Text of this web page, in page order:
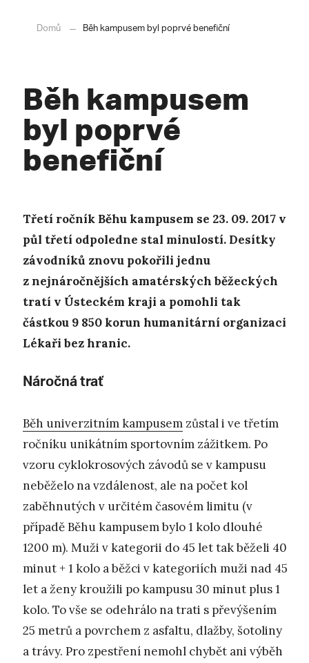
Domů Běh kampusem byl poprvé benefiční
Běh kampusem
byl poprvé
benefiční
Třetí ročník Běhu kampusem se 23. 09. 2017 v
půl třetí odpoledne stal minulostí. Desítky
závodníků znovu pokořili jednu
z nejnáročnějších amatérských běžeckých
tratí v Ústeckém kraji a pomohli tak
částkou 9 850 korun humanitární organizaci
Lékaři bez hranic.
Náročná trať
Běh univerzitním kampusem zůstal i ve třetím
ročníku unikátním sportovním zážitkem. Po
vzoru cyklokrosových závodů se v kampusu
neběželo na vzdálenost, ale na počet kol
zaběhnutých v určitém časovém limitu (v
případě Běhu kampusem bylo 1 kolo dlouhé
1200 m). Muži v kategorii do 45 let tak běželi 40
minut + 1 kolo a běžci v kategoriích muži nad 45
let a ženy kroužili po kampusu 30 minut plus 1
kolo. To vše se odehrálo na trati s převýšením
25 metrů a povrchem z asfaltu, dlažby, šotoliny
a trávy. Pro zpestření nemohl chybět ani výběh